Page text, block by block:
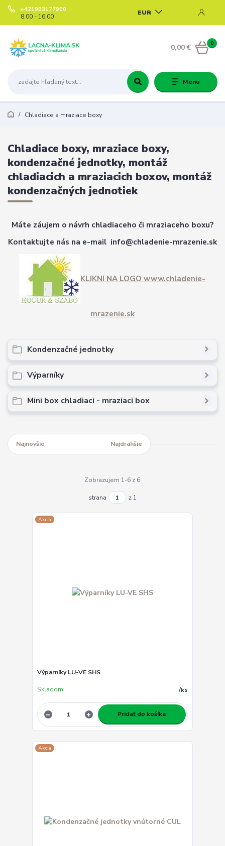
Menu
EUR
+421903177900
8:00 - 16:00
0
0,00 €
Chladiace a mraziace boxy
Chladiace boxy, mraziace boxy,
kondenzačné jednotky, montáž
chladiacich a mraziacich boxov, montáž
kondenzačných jednotiek
Máte záujem o návrh chladiaceho či mraziaceho boxu?
Kontaktujte nás na e-mail info@chladenie-mrazenie.sk
KLIKNI NA LOGO www.chladenie-
mrazenie.sk
Kondenzačné jednotky
Výparníky
Mini box chladiaci - mraziaci box
Najnovšie Najdrahšie
Zobrazujem 1-6 z 6
strana z 1
Akcia
Výparníky LU-VE SHS
/ks
Skladom
Pridať do košíka
Akcia